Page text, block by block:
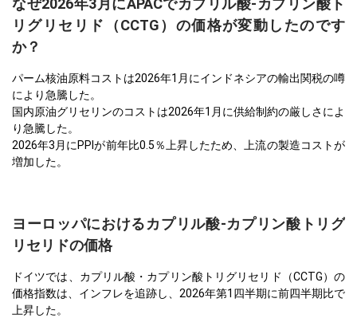
なぜ2026年3月にAPACでカプリル酸-カプリン酸ト
リグリセリド（CCTG）の価格が変動したのです
か？
パーム核油原料コストは2026年1月にインドネシアの輸出関税の噂
により急騰した。
国内原油グリセリンのコストは2026年1月に供給制約の厳しさによ
り急騰した。
2026年3月にPPIが前年比0.5％上昇したため、上流の製造コストが
増加した。
ヨーロッパにおけるカプリル酸-カプリン酸トリグ
リセリドの価格
ドイツでは、カプリル酸・カプリン酸トリグリセリド（CCTG）の
価格指数は、インフレを追跡し、2026年第1四半期に前四半期比で
上昇した。